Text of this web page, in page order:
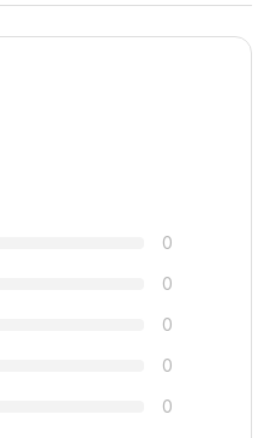
0
0
0
0
0